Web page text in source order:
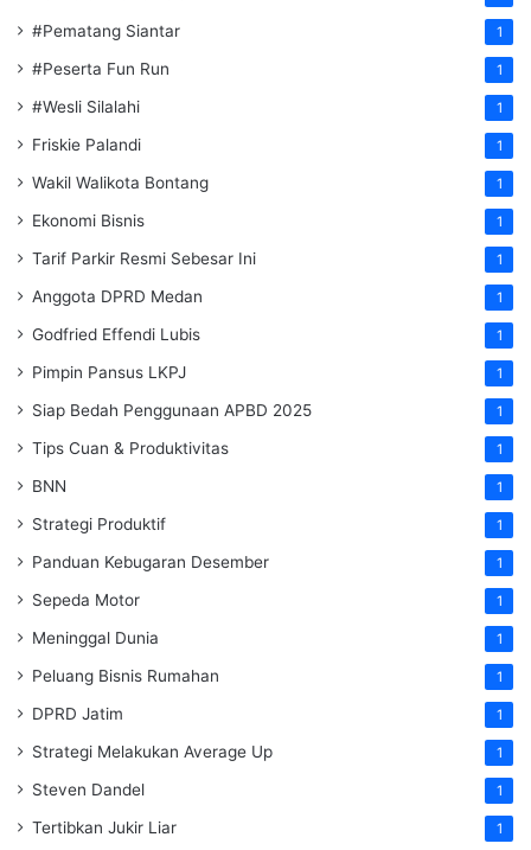
#Pematang Siantar 1
#Peserta Fun Run 1
#Wesli Silalahi 1
Friskie Palandi 1
Wakil Walikota Bontang 1
Ekonomi Bisnis 1
Tarif Parkir Resmi Sebesar Ini 1
Anggota DPRD Medan 1
Godfried Effendi Lubis 1
Pimpin Pansus LKPJ 1
Siap Bedah Penggunaan APBD 2025 1
Tips Cuan & Produktivitas 1
BNN 1
Strategi Produktif 1
Panduan Kebugaran Desember 1
Sepeda Motor 1
Meninggal Dunia 1
Peluang Bisnis Rumahan 1
DPRD Jatim 1
Strategi Melakukan Average Up 1
Steven Dandel 1
Tertibkan Jukir Liar 1